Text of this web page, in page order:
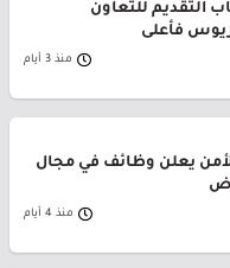
التقديم للتعاون
فأعلى
منذ 3 أيام
يعلن وظائف في مجال
منذ 4 أيام